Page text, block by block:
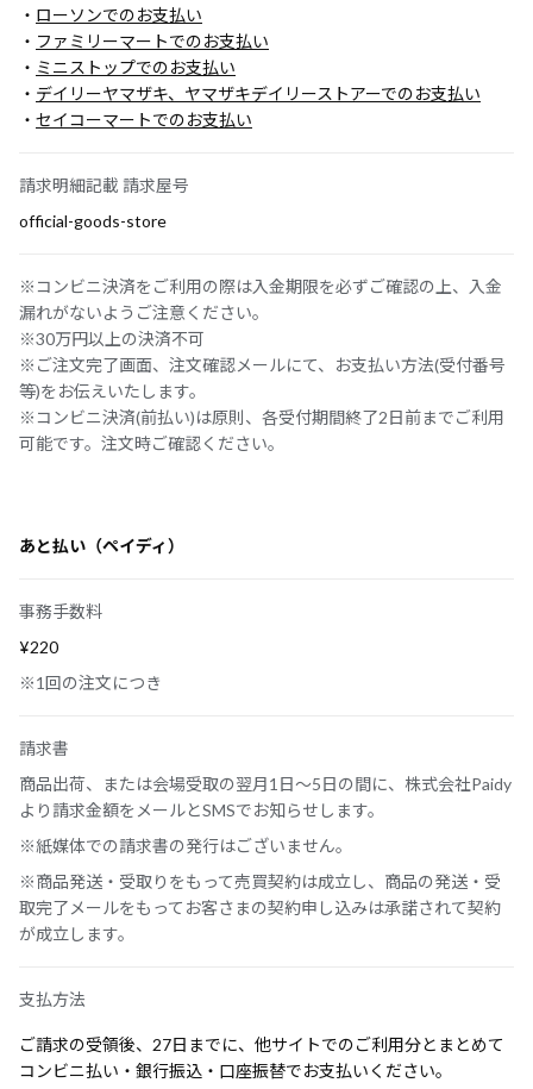
・ ローソンでのお支払い
・ ファミリーマートでのお支払い
・ ミニストップでのお支払い
・ デイリーヤマザキ、ヤマザキデイリーストアーでのお支払い
・ セイコーマートでのお支払い
請求明細記載 請求屋号
official-goods-store
※コンビニ決済をご利用の際は入金期限を必ずご確認の上、入金
漏れがないようご注意ください。
※30万円以上の決済不可
※ご注文完了画面、注文確認メールにて、お支払い方法(受付番号
等)をお伝えいたします。
※コンビニ決済(前払い)は原則、各受付期間終了2日前までご利用
可能です。注文時ご確認ください。
あと払い（ペイディ）
事務手数料
¥220
※1回の注文につき
請求書
商品出荷、または会場受取の翌月1日～5日の間に、株式会社Paidy
より請求金額をメールとSMSでお知らせします。
※紙媒体での請求書の発行はございません。
※商品発送・受取りをもって売買契約は成立し、商品の発送・受
取完了メールをもってお客さまの契約申し込みは承諾されて契約
が成立します。
支払方法
ご請求の受領後、27日までに、他サイトでのご利用分とまとめて
コンビニ払い・銀行振込・口座振替でお支払いください。